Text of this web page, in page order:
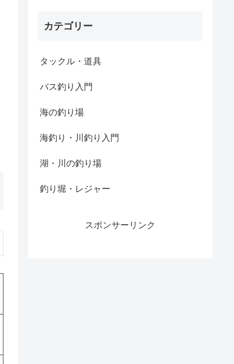
カテゴリー
タックル・道具
バス釣り入門
海の釣り場
海釣り・川釣り入門
湖・川の釣り場
釣り堀・レジャー
スポンサーリンク